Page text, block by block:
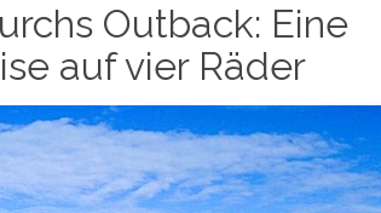
Outback: Eine
auf vier Räder